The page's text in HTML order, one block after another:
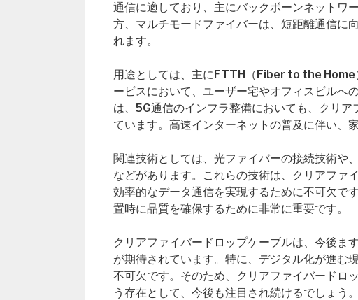
通信に適しており、主にバックボーンネットワ
方、マルチモードファイバーは、短距離通信に
れます。
用途としては、主にFTTH（Fiber to the
ービスにおいて、ユーザー宅やオフィスビルへ
は、5G通信のインフラ整備においても、クリ
ています。高速インターネットの普及に伴い、
関連技術としては、光ファイバーの接続技術や
などがあります。これらの技術は、クリアファ
効率的なデータ通信を実現するために不可欠で
置時に品質を確保するために非常に重要です。
クリアファイバードロップケーブルは、今後ま
が期待されています。特に、デジタル化が進む
不可欠です。そのため、クリアファイバードロ
う存在として、今後も注目され続けるでしょう。